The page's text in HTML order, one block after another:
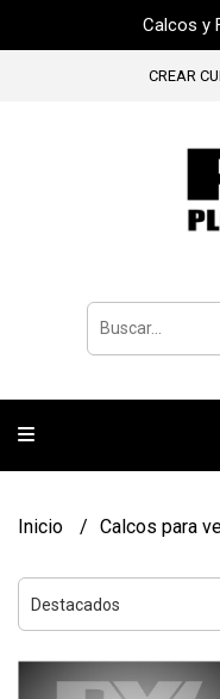
Calcos y
CREAR
Inicio Calcos para